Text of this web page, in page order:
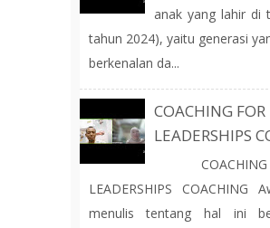
anak yang lahir di
tahun 2024), yaitu generasi
berkenalan da...
COACHING
LEADERSHIPS
COACHING
LEADERSHIPS COACHING
menulis tentang hal ini